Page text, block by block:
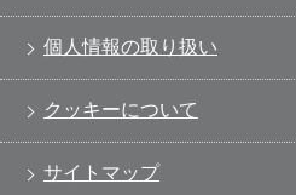
個人情報の取り扱い
クッキーについて
サイトマップ